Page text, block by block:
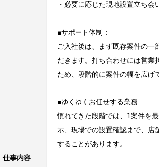
仕事内容
・必要に応じた現地設置立ち
■サポート体制：
ご入社後は、まず既存案件の一
だきます。打ち合わせには営業
ため、段階的に案件の幅を広げ
■ゆくゆくお任せする業務
慣れてきた段階では、1案件を
示、現場での設置確認まで、店
することがあります。